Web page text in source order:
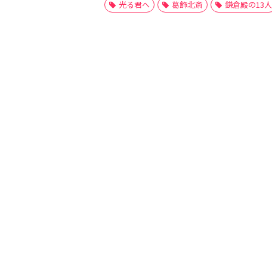
光る君へ 葛飾北斎 鎌倉殿の13人